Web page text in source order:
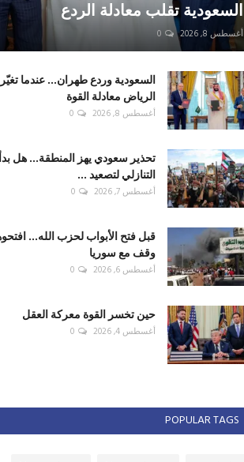
السعودية تقلب معادلة الردع
أغسطس 8, 2026 0
السعودية وردع طهران... عندما تغيّر
الرياض معادلة القوة
أغسطس 8, 2026 0
تحذير سعودي يهز المنطقة... هل
التنازلي لتصعيد ...
أغسطس 7, 2026 0
قبل فتح الأبواب لحزب الله...
وقف مع سوريا
أغسطس 6, 2026 0
حين تخسر القوة معركة العقل
أغسطس 4, 2026 0
POPULAR TAGS